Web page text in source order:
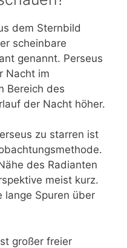
dem Sternbild
scheinbare
genannt. Perseus
Nacht im
Bereich des
der Nacht höher.
zu starren ist
des Radianten
meist kurz.
lange Spuren über
großer freier